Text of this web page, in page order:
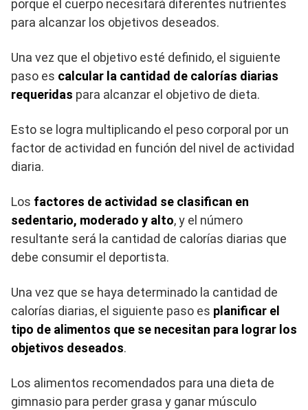
porque el cuerpo necesitará diferentes nutrientes
para alcanzar los objetivos deseados.
Una vez que el objetivo esté definido, el siguiente
paso es calcular la cantidad de calorías diarias
requeridas para alcanzar el objetivo de dieta.
Esto se logra multiplicando el peso corporal por un
factor de actividad en función del nivel de actividad
diaria.
Los factores de actividad se clasifican en
sedentario, moderado y alto, y el número
resultante será la cantidad de calorías diarias que
debe consumir el deportista.
Una vez que se haya determinado la cantidad de
calorías diarias, el siguiente paso es planificar el
tipo de alimentos que se necesitan para lograr los
objetivos deseados.
Los alimentos recomendados para una dieta de
gimnasio para perder grasa y ganar músculo